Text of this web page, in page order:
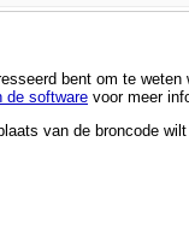
bent om te
de software voor meer
van de broncode